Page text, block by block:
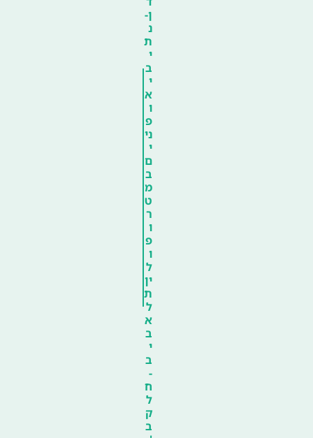
ן-
נ
ת
י
ב
י
א
ו
פ
ני
י
ם
ב
מ
ט
ר
ו
פ
ו
ל
ין
ת
ל
א
ב
י
ב
-
ח
ל
ק
ב